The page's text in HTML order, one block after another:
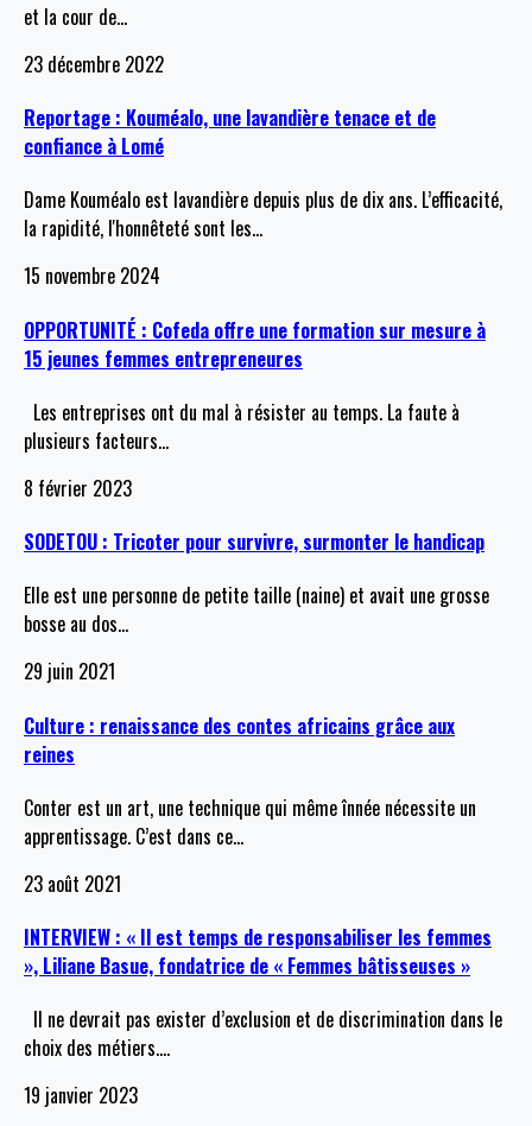
et la cour de…
23 décembre 2022
Reportage : Kouméalo, une lavandière tenace et de
confiance à Lomé
Dame Kouméalo est lavandière depuis plus de dix ans. L’efficacité,
la rapidité, l'honnêteté sont les…
15 novembre 2024
OPPORTUNITÉ : Cofeda offre une formation sur mesure à
15 jeunes femmes entrepreneures
Les entreprises ont du mal à résister au temps. La faute à
plusieurs facteurs…
8 février 2023
SODETOU : Tricoter pour survivre, surmonter le handicap
Elle est une personne de petite taille (naine) et avait une grosse
bosse au dos…
29 juin 2021
Culture : renaissance des contes africains grâce aux
reines
Conter est un art, une technique qui même înnée nécessite un
apprentissage. C’est dans ce…
23 août 2021
INTERVIEW : « Il est temps de responsabiliser les femmes
», Liliane Basue, fondatrice de « Femmes bâtisseuses »
Il ne devrait pas exister d’exclusion et de discrimination dans le
choix des métiers.…
19 janvier 2023